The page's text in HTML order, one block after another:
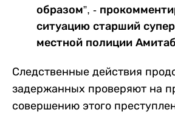
образом”, -
ситуацию старший
местной полиции
Следственные действия
задержанных проверяют на
совершению этого